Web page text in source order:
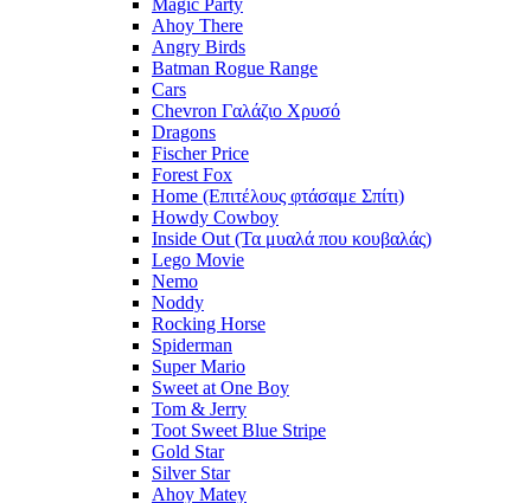
Magic Party
Ahoy There
Angry Birds
Batman Rogue Range
Cars
Chevron Γαλάζιο Χρυσό
Dragons
Fischer Price
Forest Fox
Home (Επιτέλους φτάσαμε Σπίτι)
Howdy Cowboy
Inside Out (Τα μυαλά που κουβαλάς)
Lego Movie
Nemo
Noddy
Rocking Horse
Spiderman
Super Mario
Sweet at One Boy
Tom & Jerry
Toot Sweet Blue Stripe
Gold Star
Silver Star
Ahoy Matey